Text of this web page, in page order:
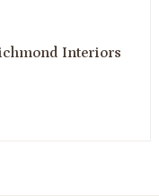
Interiors